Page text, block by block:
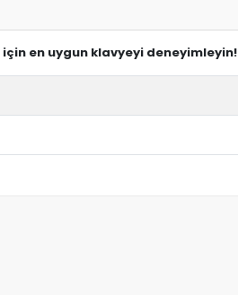
için en uygun klavyeyi deneyimleyin!